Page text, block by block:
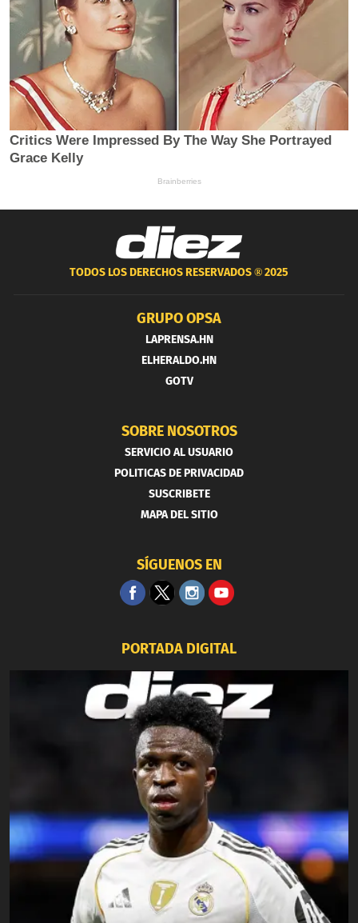
TODOS LOS DERECHOS RESERVADOS ®2025
GRUPO OPSA
LAPRENSA.HN
ELHERALDO.HN
GOTV
SOBRE NOSOTROS
SERVICIO AL USUARIO
POLITICAS DE PRIVACIDAD
SUSCRIBETE
MAPA DEL SITIO
SÍGUENOS EN
PORTADA DIGITAL